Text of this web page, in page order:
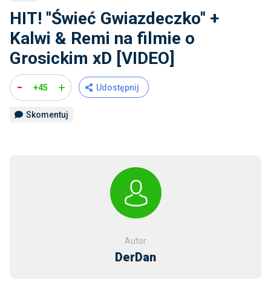
HIT! ''Świeć Gwiazdeczko'' +
Kalwi & Remi na filmie o
Grosickim xD [VIDEO]
- +45 + Udostępnij
Skomentuj
Autor
DerDan